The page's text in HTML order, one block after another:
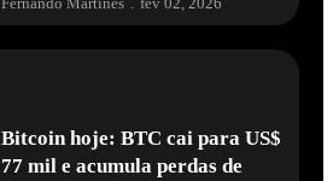
Bitcoin hoje: BTC cai para US$
77 mil e acumula perdas de